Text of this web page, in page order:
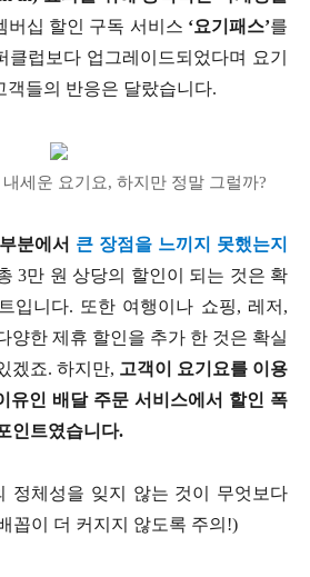
버십 할인 구독 서비스 ‘요기패스’를
클럽보다 업그레이드되었다며 요기
객들의 반응은 달랐습니다.
세운 요기요, 하지만 정말 그럴까?
분에서 큰 장점을 느끼지 못했는지
3만 원 상당의 할인이 되는 것은 확
입니다. 또한 여행이나 쇼핑, 레저,
양한 제휴 할인을 추가 한 것은 확실
겠죠. 하지만, 고객이 요기요를 이용
유인 배달 주문 서비스에서 할인 폭
인트였습니다.
정체성을 잊지 않는 것이 무엇보다
꼽이 더 커지지 않도록 주의!)